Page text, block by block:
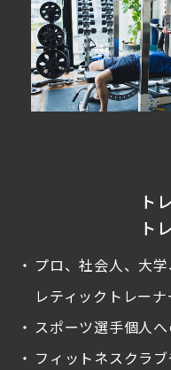
ト
ト
プロ、社会人、大
レティックトレー
スポーツ選手個人
フィットネスクラ